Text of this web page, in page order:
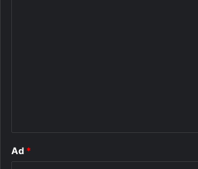
Ad *